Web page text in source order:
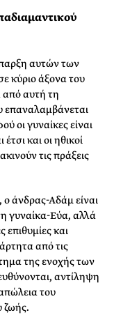
αυτών των
κύριο άξονα του
από αυτή τη
επαναλαμβάνεται
οι γυναίκες είναι
και οι ηθικοί
τις πράξεις
άνδρας-Αδάμ είναι
γυναίκα-Εύα, αλλά
επιθυμίες και
από τις
της ενοχής των
αντίληψη
του
ζωής.